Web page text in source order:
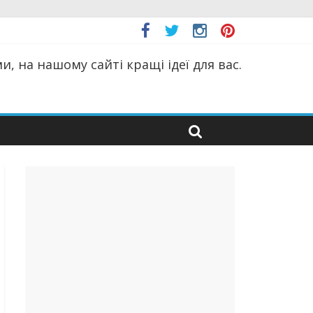
на нашому сайті кращі ідеї для вас.